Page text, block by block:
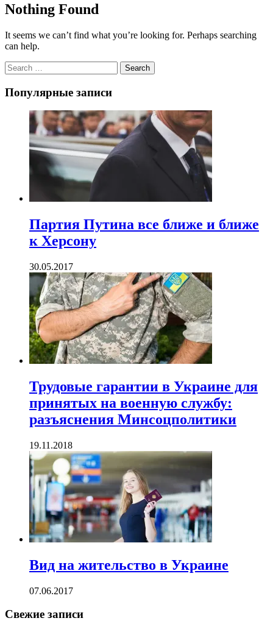
Nothing Found
It seems we can’t find what you’re looking for. Perhaps searching
can help.
Search
Популярные записи
Партия Путина все ближе и ближе
к Херсону
30.05.2017
Трудовые гарантии в Украине для
принятых на военную службу:
разъяснения Минсоцполитики
19.11.2018
Вид на жительство в Украине
07.06.2017
Свежие записи